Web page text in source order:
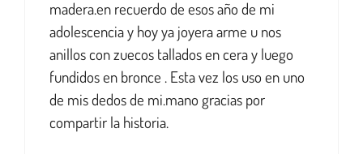
madera.en recuerdo de esos año de mi
adolescencia y hoy ya joyera arme u nos
anillos con zuecos tallados en cera y luego
fundidos en bronce . Esta vez los uso en uno
de mis dedos de mi.mano gracias por
compartir la historia.